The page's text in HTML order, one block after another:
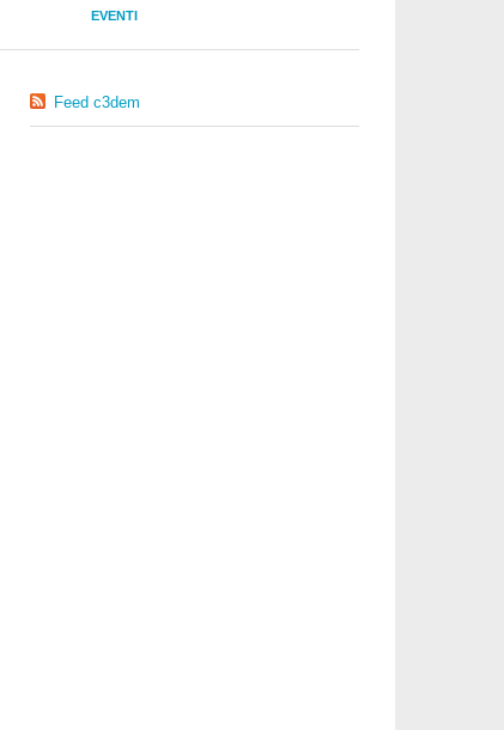
EVENTI
Feed c3dem